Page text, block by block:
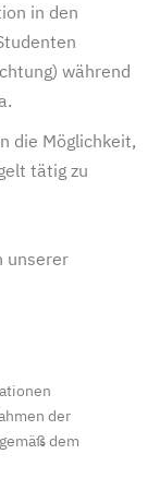
in den
während
die Möglichkeit,
tätig zu
unserer
der
dem